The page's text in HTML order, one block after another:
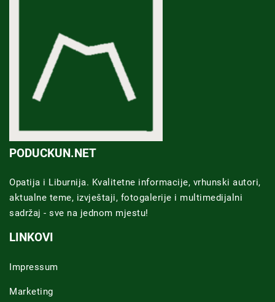
PODUCKUN.NET
Opatija i Liburnija. Kvalitetne informacije, vrhunski autori,
aktualne teme, izvještaji, fotogalerije i multimedijalni
sadržaj - sve na jednom mjestu!
LINKOVI
Impressum
Marketing